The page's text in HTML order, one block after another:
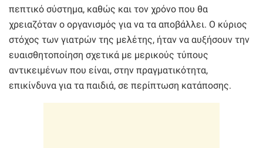
πεπτικό σύστημα, καθώς και τον χρόνο που θα
χρειαζόταν ο οργανισμός για να τα αποβάλλει. Ο κύριος
στόχος των γιατρών της μελέτης, ήταν να αυξήσουν την
ευαισθητοποίηση σχετικά με μερικούς τύπους
αντικειμένων που είναι, στην πραγματικότητα,
επικίνδυνα για τα παιδιά, σε περίπτωση κατάποσης.